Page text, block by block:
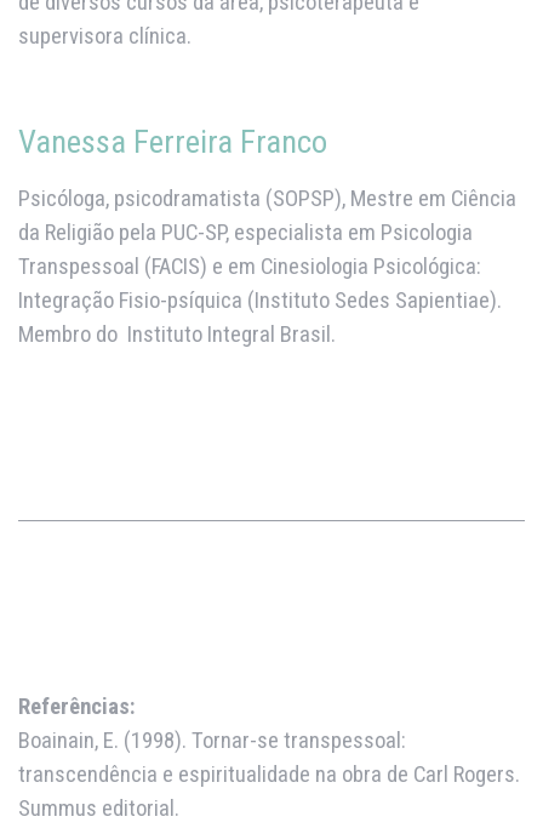
supervisora clínica.
Vanessa Ferreira Franco
Psicóloga, psicodramatista (SOPSP), Mestre em Ciência
da Religião pela PUC-SP, especialista em Psicologia
Transpessoal (FACIS) e em Cinesiologia Psicológica:
Integração Fisio-psíquica (Instituto Sedes Sapientiae).
Membro do Instituto Integral Brasil.
Referências:
Boainain, E. (1998). Tornar-se transpessoal:
transcendência e espiritualidade na obra de Carl Rogers.
Summus editorial.